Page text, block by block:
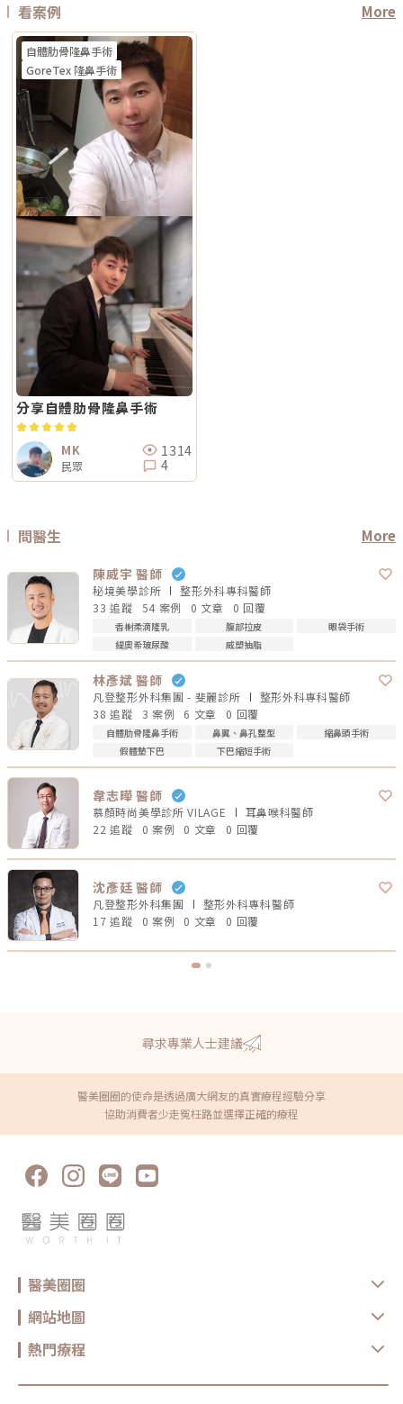
看案例 More
自體肋骨隆鼻手術
GoreTex 隆鼻手術
分享自體肋骨隆鼻手術
MK
民眾
1314
4
問醫生 More
陳威宇 醫師
秘境美學診所 整形外科專科醫師
33 追蹤
54 案例 0 文章 0 回覆
香榭柔滴隆乳 腹部拉皮
眼袋手術
緹奧希玻尿酸
威塑抽脂
林彥斌 醫師
凡登整形外科集團 - 斐麗診所 整形外科專科醫師
38 追蹤
3 案例 6 文章 0 回覆
自體肋骨隆鼻手術 鼻翼、鼻孔整型
縮鼻頭手術
假體墊下巴
下巴縮短手術
韋志曄 醫師
慕顏時尚美學診所 VILAGE 耳鼻喉科醫師
22 追蹤
0 案例 0 文章 0 回覆
沈彥廷 醫師
凡登整形外科集團 整形外科專科醫師
17 追蹤
0 案例 0 文章 0 回覆
尋求專業人士建議
醫美圈圈的使命是透過廣大網友的真實療程經驗分享
協助消費者少走冤枉路並選擇正確的療程
醫美圈圈
網站地圖
熱門療程